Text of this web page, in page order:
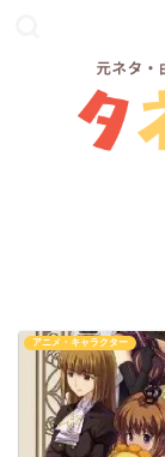
アニメ・キャラクター